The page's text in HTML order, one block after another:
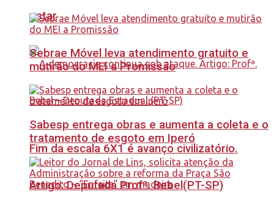
estar
Fim da escala 6X1 é avanço civilizatório.
Artigo: Deputada Profª. Bebel(PT-SP)
Sebrae Móvel leva atendimento gratuito e
mutirão do MEI a Promissão
Sabesp entrega obras e aumenta a coleta e o
tratamento de esgoto em Iperó